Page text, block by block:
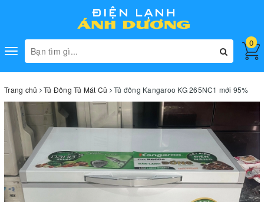
Toggle
navigation
0
Trang chủ Tủ Đông Tủ Mát Cũ Tủ đông Kangaroo KG 265NC1 mới 95%